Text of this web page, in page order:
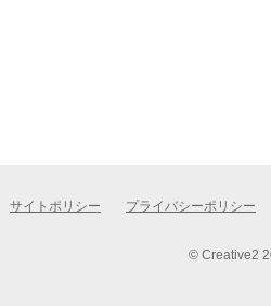
サイトポリシー プライバシーポリシー
© Creative2